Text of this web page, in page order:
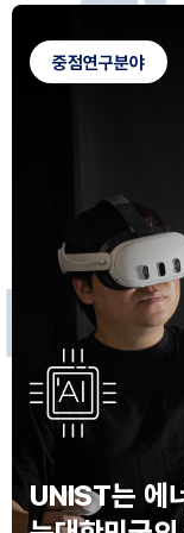
CA
F
NN
중점연구분야
UNIST는 에